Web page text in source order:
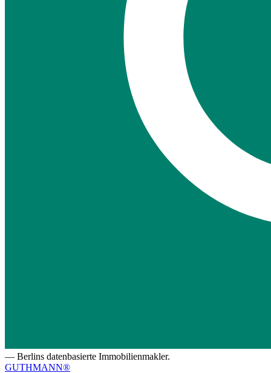
— Berlins datenbasierte Immobilienmakler.
GUTHMANN®